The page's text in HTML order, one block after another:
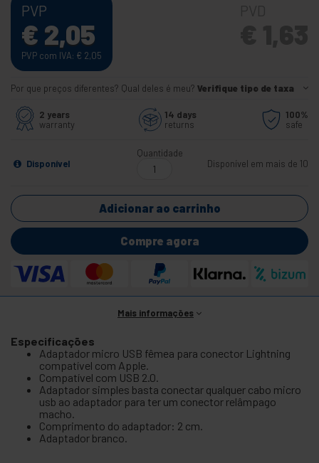
PVP
€ 2,05
PVP com IVA: € 2,05
Por que preços diferentes? Qual deles é meu? Verifique tipo de taxa
2 years
warranty
14 days
returns
100%
safe
Disponível
Quantidade
Disponível em mais de 10
Adicionar ao carrinho
Compre agora
Mais informações
Especificações
Adaptador micro USB fêmea para conector Lightning
compatível com Apple.
Compatível com USB 2.0.
Adaptador simples basta conectar qualquer cabo micro
usb ao adaptador para ter um conector relâmpago
macho.
Comprimento do adaptador: 2 cm.
Adaptador branco.